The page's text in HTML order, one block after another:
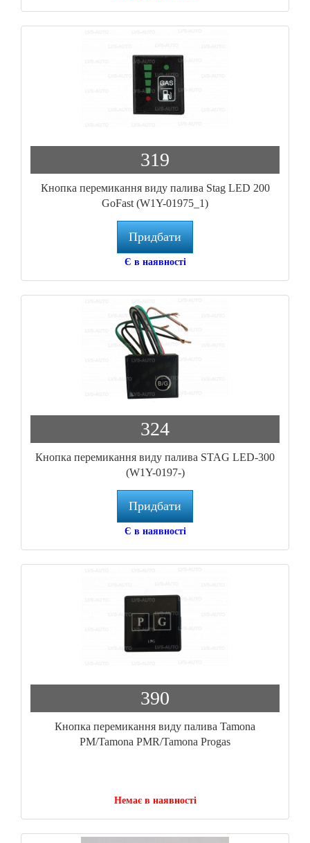
319
Кнопка перемикання виду палива Stag LED 200
GoFast (W1Y-01975_1)
Придбати
Є в наявності
324
Кнопка перемикання виду палива STAG LED-300
(W1Y-0197-)
Придбати
Є в наявності
390
Кнопка перемикання виду палива Tamona
РМ/Tamona PMR/Tamona Progas
Немає в наявності